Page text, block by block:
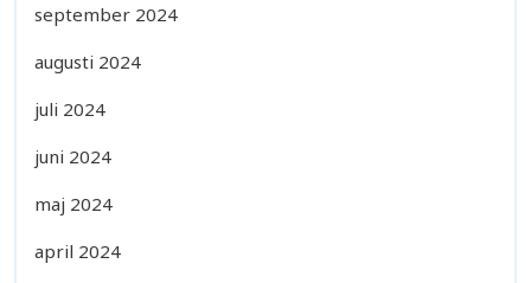
september 2024
augusti 2024
juli 2024
juni 2024
maj 2024
april 2024